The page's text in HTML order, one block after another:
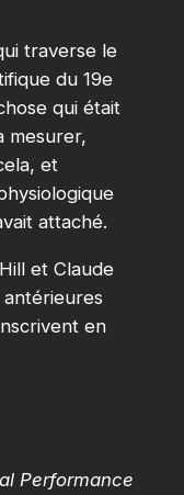
traverse le
du 19e
qui était
mesurer,
et
attaché.
et Claude
en
Performance